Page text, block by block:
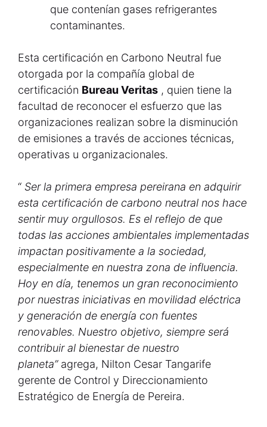
que contenían gases refrigerantes
contaminantes.
Esta certificación en Carbono Neutral fue
otorgada por la compañía global de
certificación Bureau Veritas , quien tiene la
facultad de reconocer el esfuerzo que las
organizaciones realizan sobre la disminución
de emisiones a través de acciones técnicas,
operativas u organizacionales.
“ Ser la primera empresa pereirana en adquirir
esta certificación de carbono neutral nos hace
sentir muy orgullosos. Es el reflejo de que
todas las acciones ambientales implementadas
impactan positivamente a la sociedad,
especialmente en nuestra zona de influencia.
Hoy en día, tenemos un gran reconocimiento
por nuestras iniciativas en movilidad eléctrica
y generación de energía con fuentes
renovables. Nuestro objetivo, siempre será
contribuir al bienestar de nuestro
planeta”agrega, Nilton Cesar Tangarife
gerente de Control y Direccionamiento
Estratégico de Energía de Pereira.